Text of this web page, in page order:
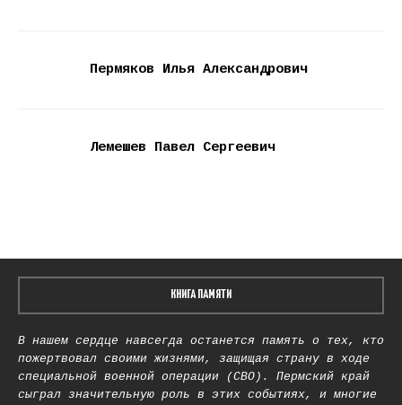
Пермяков Илья Александрович
Лемешев Павел Сергеевич
КНИГА ПАМЯТИ
В нашем сердце навсегда останется память о тех, кто
пожертвовал своими жизнями, защищая страну в ходе
специальной военной операции (СВО). Пермский край
сыграл значительную роль в этих событиях, и многие